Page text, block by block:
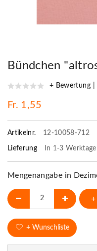
Bündchen
+ Bewertung
Fr. 1,55
Artikelnr. 12-10058-712
Lieferung In 1-3
Mengenangabe in
+
+ Wunschliste